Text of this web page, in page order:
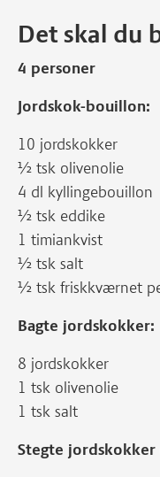
Det skal du
4 personer
Jordskok-bouillon:
10 jordskokker
½ tsk olivenolie
4 dl kyllingebouillon
½ tsk eddike
1 timiankvist
½ tsk salt
½ tsk friskkværnet
Bagte jordskokker:
8 jordskokker
1 tsk olivenolie
1 tsk salt
Stegte jordskokker